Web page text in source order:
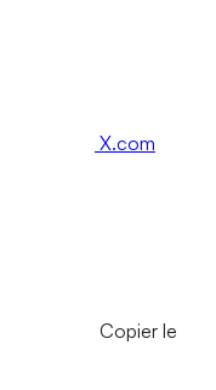
X.com
Copier le